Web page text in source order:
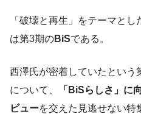
「破壊と再生」をテーマと
は第3期のBiSである。
西澤氏が密着していたという
について、
「BiSらしさ」に
ビューを交えた見逃せない特